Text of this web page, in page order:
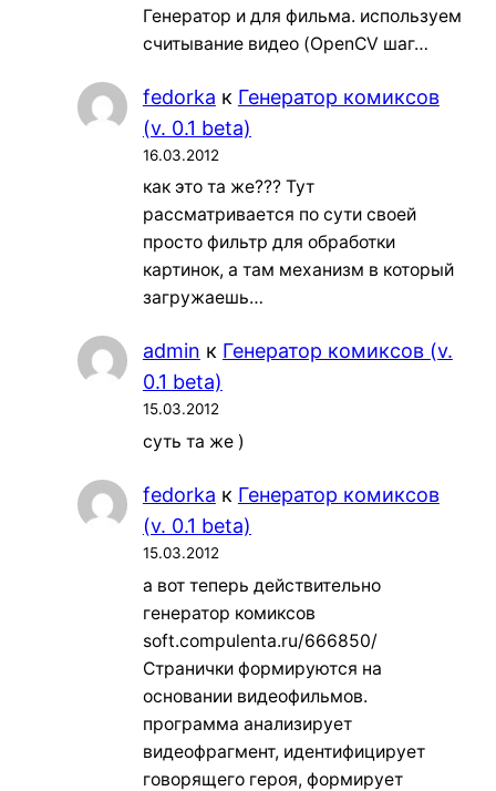
Генератор и для фильма. используем
считывание видео (OpenCV шаг…
fedorka к Генератор комиксов
(v. 0.1 beta)
16.03.2012
как это та же??? Тут
рассматривается по сути своей
просто фильтр для обработки
картинок, а там механизм в который
загружаешь…
admin к Генератор комиксов (v.
0.1 beta)
15.03.2012
суть та же )
fedorka к Генератор комиксов
(v. 0.1 beta)
15.03.2012
а вот теперь действительно
генератор комиксов
soft.compulenta.ru/666850/
Странички формируются на
основании видеофильмов.
программа анализирует
видеофрагмент, идентифицирует
говорящего героя, формирует